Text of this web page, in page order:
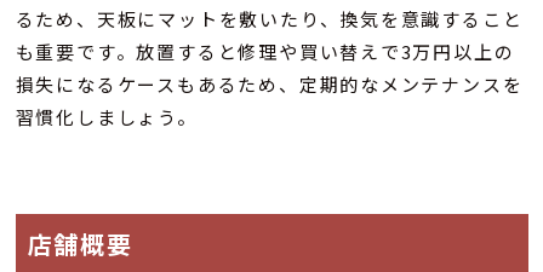
るため、天板にマットを敷いたり、換気を意識すること
も重要です。放置すると修理や買い替えで3万円以上の
損失になるケースもあるため、定期的なメンテナンスを
習慣化しましょう。
店舗概要